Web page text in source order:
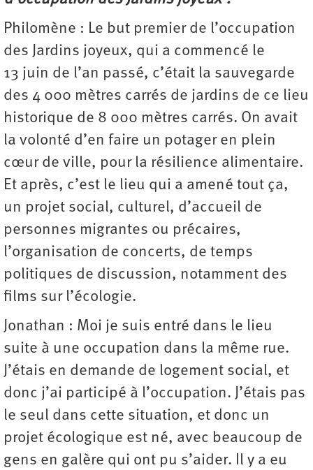
Philomène : Le but premier de l’occupation
des Jardins joyeux, qui a commencé le
13 juin de l’an passé, c’était la sauvegarde
des 4 000 mètres carrés de jardins de ce lieu
historique de 8 000 mètres carrés. On avait
la volonté d’en faire un potager en plein
cœur de ville, pour la résilience alimentaire.
Et après, c’est le lieu qui a amené tout ça,
un projet social, culturel, d’accueil de
personnes migrantes ou précaires,
l’organisation de concerts, de temps
politiques de discussion, notamment des
films sur l’écologie.
Jonathan : Moi je suis entré dans le lieu
suite à une occupation dans la même rue.
J’étais en demande de logement social, et
donc j’ai participé à l’occupation. J’étais pas
le seul dans cette situation, et donc un
projet écologique est né, avec beaucoup de
gens en galère qui ont pu s’aider. Il y a eu